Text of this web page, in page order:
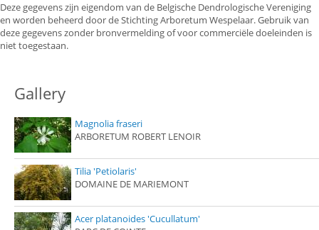
Deze gegevens zijn eigendom van de Belgische Dendrologische Vereniging
en worden beheerd door de Stichting Arboretum Wespelaar. Gebruik van
deze gegevens zonder bronvermelding of voor commerciële doeleinden is
niet toegestaan.
Gallery
Magnolia fraseri
ARBORETUM ROBERT LENOIR
Tilia 'Petiolaris'
DOMAINE DE MARIEMONT
Acer platanoides 'Cucullatum'